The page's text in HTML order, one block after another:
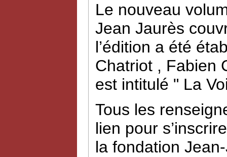
Le nouveau
Jean Jaurès
l’édition a été
Chatriot , Fabien
est intitulé " La
Tous les
lien pour
la fondation